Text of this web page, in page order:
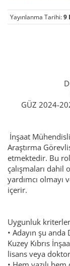
Yayınlanma Tarihi:9
GÜZ 2024-
İnşaat
Araştırma
etmektedir. Bu
çalışmaları
yardımcı
içerir.
Uygunluk
• Adayın şu
Kuzey Kıbrıs
lisans veya